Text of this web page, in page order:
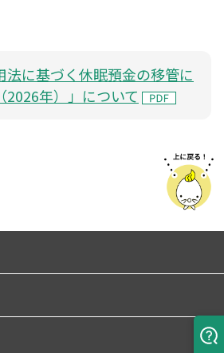
法に基づく休眠預金の移管に
2026年）」について